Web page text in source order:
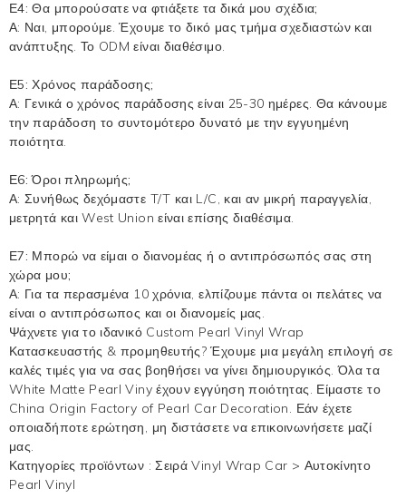
Ε4: Θα μπορούσατε να φτιάξετε τα δικά μου σχέδια;
Α: Ναι, μπορούμε. Έχουμε το δικό μας τμήμα σχεδιαστών και
ανάπτυξης. Το ODM είναι διαθέσιμο.
Ε5: Χρόνος παράδοσης;
Α: Γενικά ο χρόνος παράδοσης είναι 25-30 ημέρες. Θα κάνουμε
την παράδοση το συντομότερο δυνατό με την εγγυημένη
ποιότητα.
Ε6: Όροι πληρωμής;
Α: Συνήθως δεχόμαστε T/T και L/C, και αν μικρή παραγγελία,
μετρητά και West Union είναι επίσης διαθέσιμα.
Ε7: Μπορώ να είμαι ο διανομέας ή ο αντιπρόσωπός σας στη
χώρα μου;
Α: Για τα περασμένα 10 χρόνια, ελπίζουμε πάντα οι πελάτες να
είναι ο αντιπρόσωπος και οι διανομείς μας.
Ψάχνετε για το ιδανικό Custom Pearl Vinyl Wrap
Κατασκευαστής & προμηθευτής? Έχουμε μια μεγάλη επιλογή σε
καλές τιμές για να σας βοηθήσει να γίνει δημιουργικός. Όλα τα
White Matte Pearl Viny έχουν εγγύηση ποιότητας. Είμαστε το
China Origin Factory of Pearl Car Decoration. Εάν έχετε
οποιαδήποτε ερώτηση, μη διστάσετε να επικοινωνήσετε μαζί
μας.
Κατηγορίες προϊόντων :Σειρά Vinyl Wrap Car > Αυτοκίνητο
Pearl Vinyl